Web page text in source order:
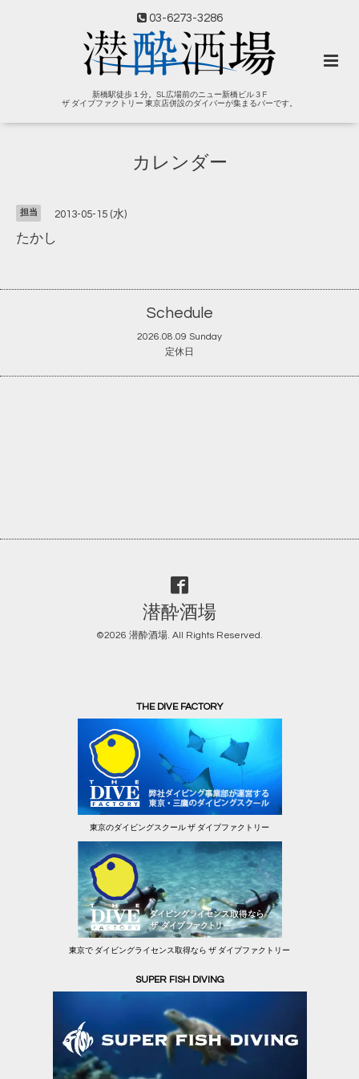
03-6273-3286
新橋駅徒歩１分。SL広場前のニュー新橋ビル３F
ザ ダイブファクトリー 東京店併設のダイバーが集まるバーです。
カレンダー
担当 2013-05-15 (水)
たかし
Schedule
2026.08.09 Sunday
定休日
潜酔酒場
©2026 潜酔酒場. All Rights Reserved.
THE DIVE FACTORY
東京のダイビングスクール ザ ダイブファクトリー
東京で ダイビングライセンス取得なら ザ ダイブファクトリー
SUPER FISH DIVING